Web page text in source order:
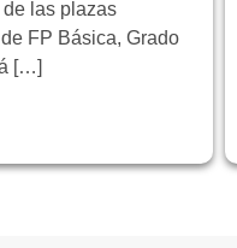
las plazas
FP Básica, Grado
[…]